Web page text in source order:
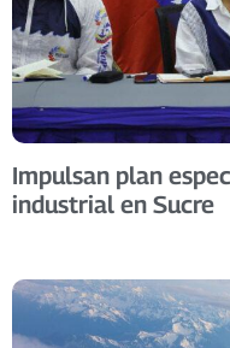
Impulsan plan
industrial en Sucre